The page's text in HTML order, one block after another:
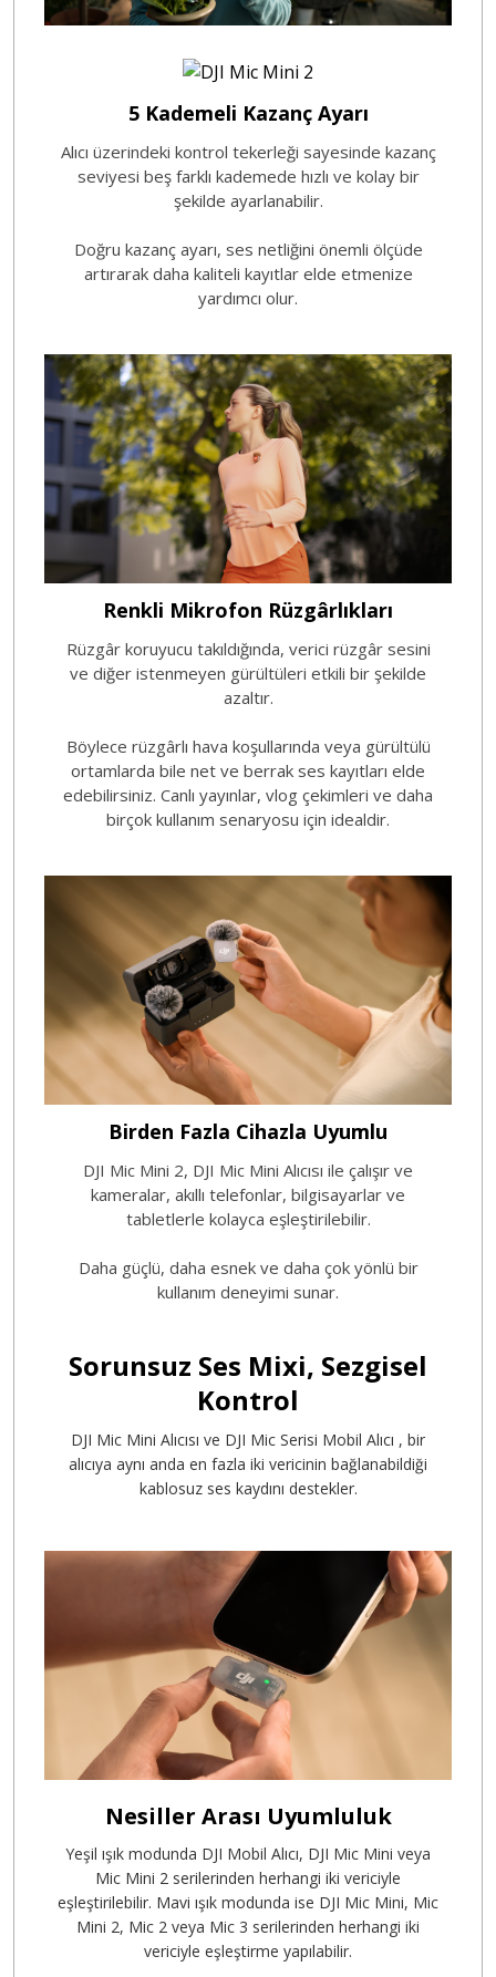
5 Kademeli Kazanç Ayarı
Alıcı üzerindeki kontrol tekerleği sayesinde kazanç
seviyesi beş farklı kademede hızlı ve kolay bir
şekilde ayarlanabilir.
Doğru kazanç ayarı, ses netliğini önemli ölçüde
artırarak daha kaliteli kayıtlar elde etmenize
yardımcı olur.
Renkli Mikrofon Rüzgârlıkları
Rüzgâr koruyucu takıldığında, verici rüzgâr sesini
ve diğer istenmeyen gürültüleri etkili bir şekilde
azaltır.
Böylece rüzgârlı hava koşullarında veya gürültülü
ortamlarda bile net ve berrak ses kayıtları elde
edebilirsiniz. Canlı yayınlar, vlog çekimleri ve daha
birçok kullanım senaryosu için idealdir.
Birden Fazla Cihazla Uyumlu
DJI Mic Mini 2, DJI Mic Mini Alıcısı ile çalışır ve
kameralar, akıllı telefonlar, bilgisayarlar ve
tabletlerle kolayca eşleştirilebilir.
Daha güçlü, daha esnek ve daha çok yönlü bir
kullanım deneyimi sunar.
Sorunsuz Ses Mixi, Sezgisel
Kontrol
DJI Mic Mini Alıcısı ve DJI Mic Serisi Mobil Alıcı , bir
alıcıya aynı anda en fazla iki vericinin bağlanabildiği
kablosuz ses kaydını destekler.
Nesiller Arası Uyumluluk
Yeşil ışık modunda DJI Mobil Alıcı, DJI Mic Mini veya
Mic Mini 2 serilerinden herhangi iki vericiyle
eşleştirilebilir. Mavi ışık modunda ise DJI Mic Mini, Mic
Mini 2, Mic 2 veya Mic 3 serilerinden herhangi iki
vericiyle eşleştirme yapılabilir.